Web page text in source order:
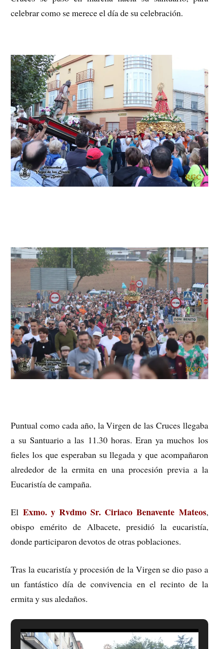
celebrar como se merece el día de su celebración.
Puntual como cada año, la Virgen de las Cruces llegaba
a su Santuario a las 11.30 horas. Eran ya muchos los
fieles los que esperaban su llegada y que acompañaron
alrededor de la ermita en una procesión previa a la
Eucaristía de campaña.
El Exmo. y Rvdmo Sr. Ciriaco Benavente Mateos,
obispo emérito de Albacete, presidió la eucaristía,
donde participaron devotos de otras poblaciones.
Tras la eucaristía y procesión de la Virgen se dio paso a
un fantástico día de convivencia en el recinto de la
ermita y sus aledaños.